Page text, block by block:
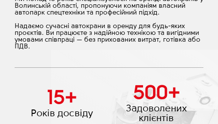
Волинській області, пропонуючи компаніям власний
автопарк спецтехніки та професійний підхід.
Надаємо сучасні автокрани в оренду для будь-яких
проєктів. Ви працюєте з надійною технікою та вигідними
умовами співпраці — без прихованих витрат, готівка або
ПДВ.
15+
Років досвіду
500+
Задоволених
клієнтів